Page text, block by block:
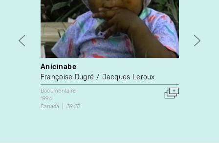
Anicinabe
Françoise Dugré
Jacques Leroux
Documentaire
1994
Canada
39:37